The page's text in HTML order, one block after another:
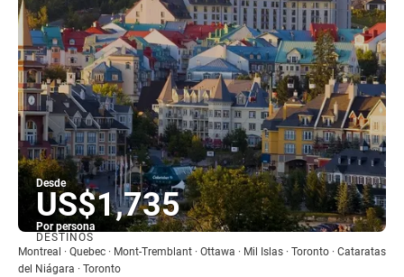
Desde
US$1,735
Por persona
Ver
DESTINOS
Montreal · Quebec · Mont-Tremblant · Ottawa · Mil Islas · Toronto · Cataratas
del Niágara · Toronto